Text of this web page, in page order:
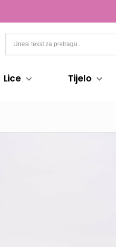
Lice Tijelo